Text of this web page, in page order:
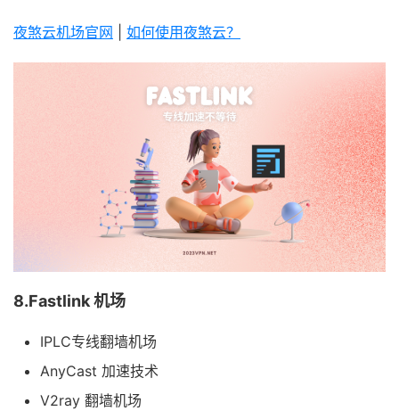
夜煞云机场官网 如何使用夜煞云？
8.Fastlink 机场
IPLC专线翻墙机场
AnyCast 加速技术
V2ray 翻墙机场